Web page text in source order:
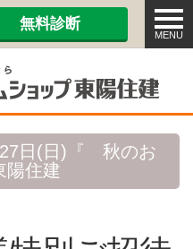
メ
ニ
ュ
MENU
無料診断
日(日)『 秋のお
陽住建